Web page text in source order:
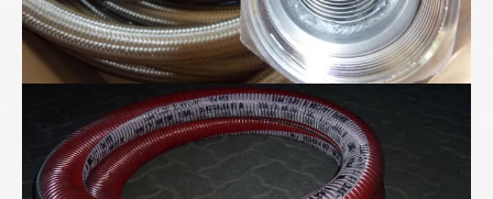
"Für Anspruchsvolle" - Folienwickelschlauch mit
PTFE-Seele